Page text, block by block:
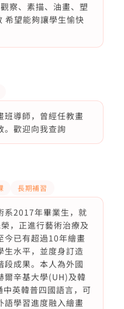
察、素描、油畫、塑
希望能夠讓學生愉快
班導師，曾經任教畫
。歡迎向我查詢
長期補習
系2017年畢業生，就
，正進行藝術治療及
今已有超過10年繪畫
生水平，並度身訂造
段成果。本人為外國
爾辛基大學(UH)及韓
英韓普四國語言，可
語學習進度融入繪畫